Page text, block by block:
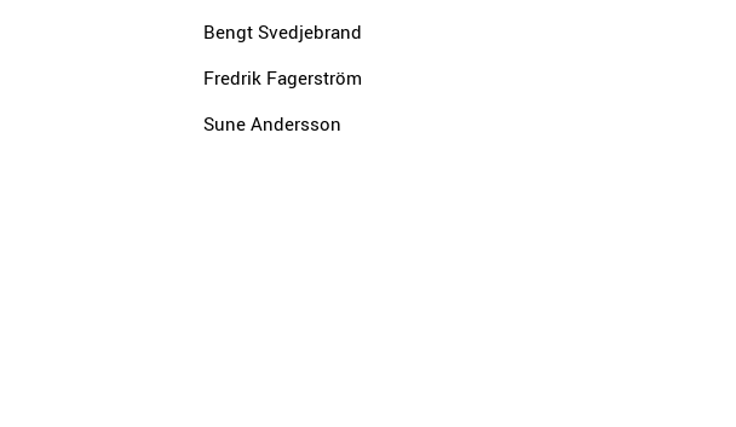
Bengt Svedjebrand
Fredrik Fagerström
Sune Andersson